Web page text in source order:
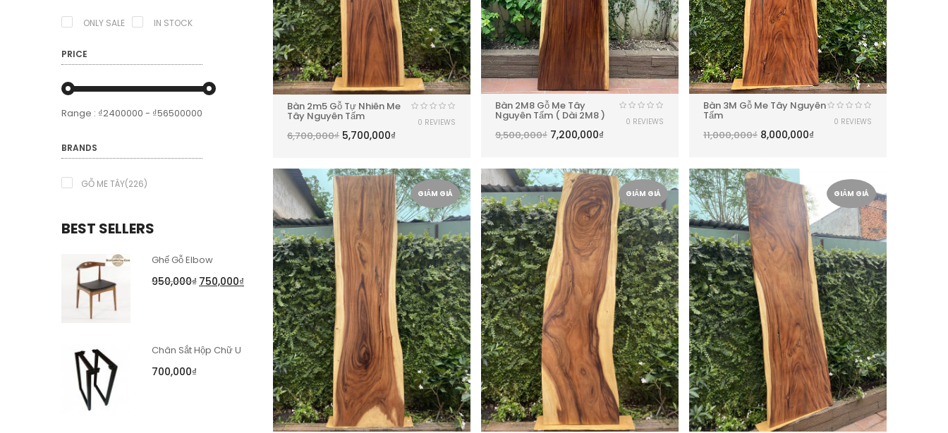
ONLY SALE IN STOCK
PRICE
Range : ₫2400000 - ₫56500000
BRANDS
GỖ ME TÂY(226)
BEST SELLERS
Ghế Gỗ Elbow
950,000₫ 750,000₫
Chân Sắt Hộp Chữ U
700,000₫
Bàn 2m5 Gỗ Tự Nhiên Me
Tây Nguyên Tấm
6,700,000₫ 5,700,000₫
0 REVIEWS
Bàn 2M8 Gỗ Me Tây
Nguyên Tấm ( Dài 2M8 )
9,500,000₫ 7,200,000₫
0 REVIEWS
Bàn 3M Gỗ Me Tây Nguyên
Tấm
11,000,000₫ 8,000,000₫
0 REVIEWS
GIẢM GIÁ GIẢM GIÁ GIẢM GIÁ